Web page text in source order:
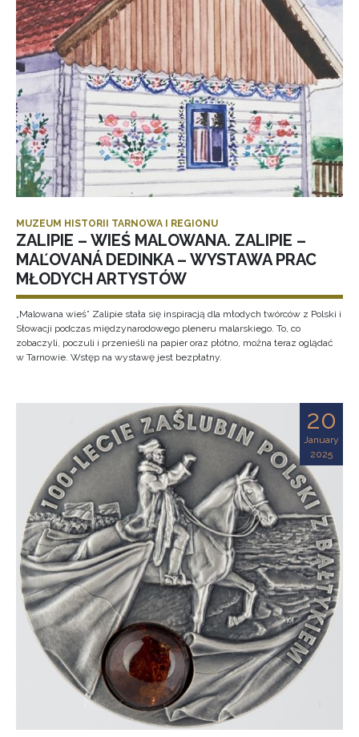
MUZEUM HISTORII TARNOWA I REGIONU
ZALIPIE – WIEŚ MALOWANA. ZALIPIE –
MAĽOVANÁ DEDINKA – WYSTAWA PRAC
MŁODYCH ARTYSTÓW
„Malowana wieś” Zalipie stała się inspiracją dla młodych twórców z Polski i
Słowacji podczas międzynarodowego pleneru malarskiego. To, co
zobaczyli, poczuli i przenieśli na papier oraz płótno, można teraz oglądać
w Tarnowie. Wstęp na wystawę jest bezpłatny.
20
January
2025